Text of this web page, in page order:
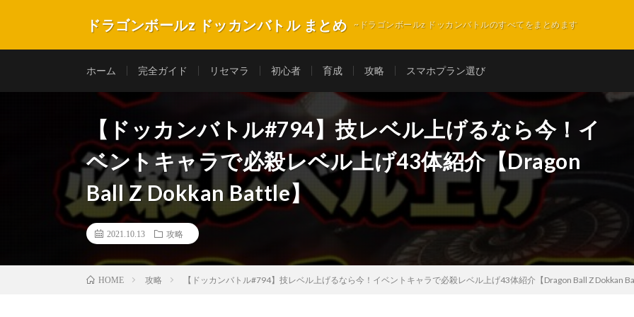
ドラゴンボールz ドッカンバトル まとめ ~ドラゴンボールz ドッカンバトルのすべてをまとめます
ホーム 完全ガイド リセマラ 初心者 育成 攻略 スマホプラン選び
︎【ドッカンバトル#794】技レベル上げるなら今！イ
ベントキャラで必殺レベル上げ43体紹介【Dragon
Ball Z Dokkan Battle】
2021.10.13 攻略
HOME 攻略 【ドッカンバトル#794】技レベル上げるなら今！イベントキャラで必殺レベル上げ43体紹介【Dragon Ball Z Dokkan